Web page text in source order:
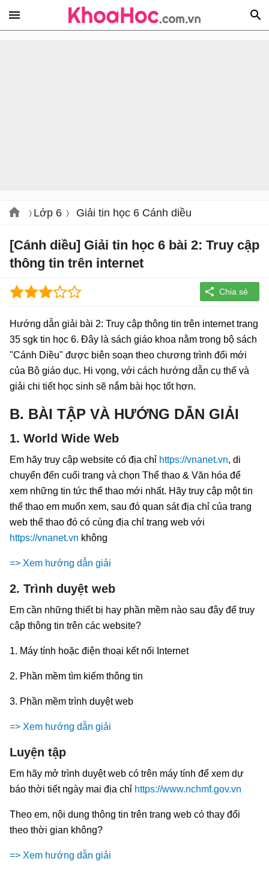
Lớp 6 Giải tin học 6 Cánh diều
[Cánh diều] Giải tin học 6 bài 2: Truy cập
thông tin trên internet
Hướng dẫn giải bài 2: Truy cập thông tin trên internet trang
35 sgk tin học 6. Đây là sách giáo khoa nằm trong bộ sách
"Cánh Diều" được biên soạn theo chương trình đổi mới
của Bộ giáo dục. Hi vọng, với cách hướng dẫn cụ thể và
giải chi tiết học sinh sẽ nắm bài học tốt hơn.
B. BÀI TẬP VÀ HƯỚNG DẪN GIẢI
1. World Wide Web
Em hãy truy cập website có địa chỉ https://vnanet.vn, di
chuyển đến cuối trang và chọn Thể thao & Văn hóa để
xem những tin tức thể thao mới nhất. Hãy truy cập một tin
thể thao em muốn xem, sau đó quan sát địa chỉ của trang
web thể thao đó có cùng địa chỉ trang web với
https://vnanet.vn không
=> Xem hướng dẫn giải
2. Trình duyệt web
Em cần những thiết bị hay phần mềm nào sau đây để truy
cập thông tin trên các website?
1. Máy tính hoặc điện thoại kết nối Internet
2. Phần mềm tìm kiếm thông tin
3. Phần mềm trình duyệt web
=> Xem hướng dẫn giải
Luyện tập
Em hãy mở trình duyệt web có trên máy tính để xem dự
báo thời tiết ngày mai địa chỉ https://www.nchmf.gov.vn
Theo em, nội dung thông tin trên trang web có thay đổi
theo thời gian không?
=> Xem hướng dẫn giải